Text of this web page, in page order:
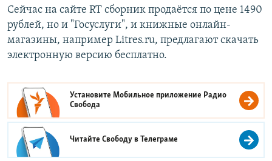
Сейчас на сайте RT сборник продаётся по цене 1490
рублей, но и "Госуслуги", и книжные онлайн-
магазины, например Litres.ru, предлагают скачать
электронную версию бесплатно.
Установите Мобильное приложение Радио
Свобода
Читайте Свободу вТелеграме